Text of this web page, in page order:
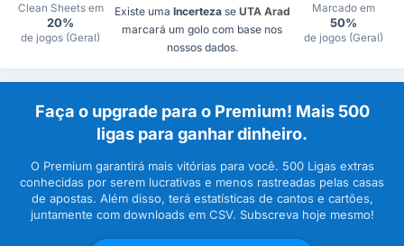
Clean Sheets em
20%
de jogos (Geral)
Existe uma Incerteza se UTA Arad
marcará um golo com base nos
nossos dados.
Marcado em
50%
de jogos (Geral)
Faça o upgrade para o Premium! Mais 500
ligas para ganhar dinheiro.
O Premium garantirá mais vitórias para você. 500 Ligas extras
conhecidas por serem lucrativas e menos rastreadas pelas casas
de apostas. Além disso, terá estatísticas de cantos e cartões,
juntamente com downloads em CSV. Subscreva hoje mesmo!